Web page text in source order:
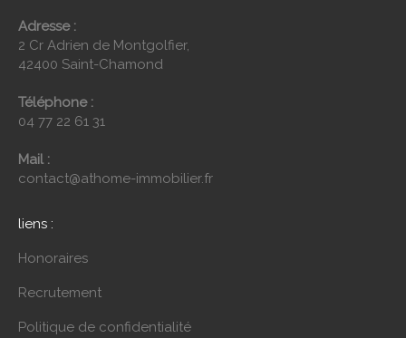
Adresse :
2 Cr Adrien de Montgolfier,
42400 Saint-Chamond
Téléphone :
04 77 22 61 31
Mail :
contact@athome-immobilier.fr
liens :
Honoraires
Recrutement
Politique de confidentialité